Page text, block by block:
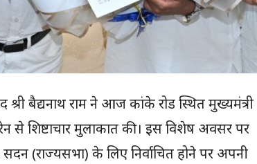
श्री बैद्यनाथ राम ने आज कांके रोड स्थित मुख्यमंत्री
से शिष्टाचार मुलाकात की। इस विशेष अवसर पर
(राज्यसभा) के लिए निर्वाचित होने पर अपनी